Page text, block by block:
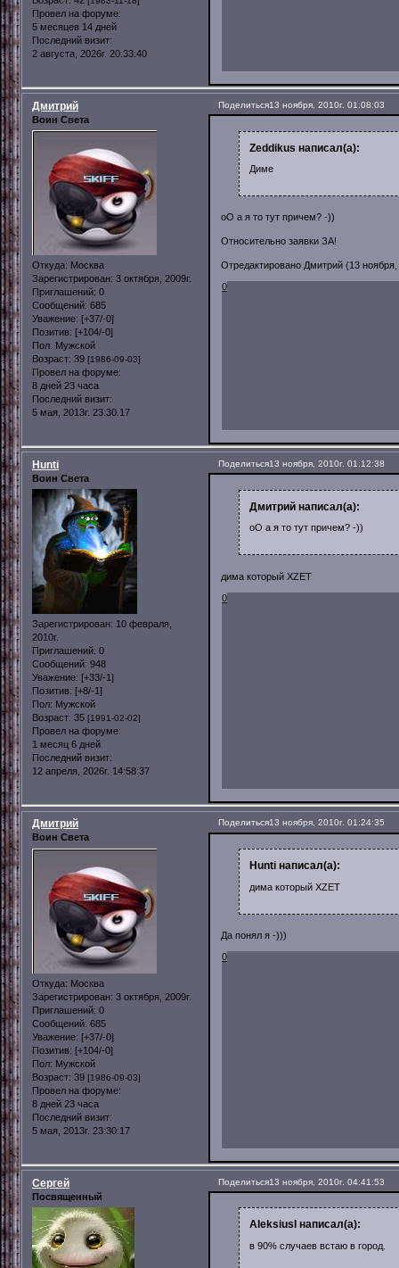
Провел на форуме:
5 месяцев 14 дней
Последний визит:
2 августа, 2026г. 20:33:40
Поделиться13 ноября, 2010г. 01:08:03
Дмитрий
Воин Света
Откуда: Москва
Зарегистрирован: 3 октября, 2009г.
Приглашений: 0
Сообщений: 685
Уважение: [+37/-0]
Позитив: [+104/-0]
Пол: Мужской
Возраст: 39 [1986-09-03]
Провел на форуме:
8 дней 23 часа
Последний визит:
5 мая, 2013г. 23:30:17
Zeddikus написал(а):
Диме
оО а я то тут причем? -))
Относительно заявки ЗА!
Отредактировано Дмитрий (13 ноября,
0
Поделиться13 ноября, 2010г. 01:12:38
Hunti
Воин Света
Зарегистрирован: 10 февраля,
2010г.
Приглашений: 0
Сообщений: 948
Уважение: [+33/-1]
Позитив: [+8/-1]
Пол: Мужской
Возраст: 35 [1991-02-02]
Провел на форуме:
1 месяц 6 дней
Последний визит:
12 апреля, 2026г. 14:58:37
Дмитрий написал(а):
оО а я то тут причем? -))
дима который XZET
0
Поделиться13 ноября, 2010г. 01:24:35
Дмитрий
Воин Света
Откуда: Москва
Зарегистрирован: 3 октября, 2009г.
Приглашений: 0
Сообщений: 685
Уважение: [+37/-0]
Позитив: [+104/-0]
Пол: Мужской
Возраст: 39 [1986-09-03]
Провел на форуме:
8 дней 23 часа
Последний визит:
5 мая, 2013г. 23:30:17
Hunti написал(а):
дима который XZET
Да понял я -)))
0
Поделиться13 ноября, 2010г. 04:41:53
Сергей
Посвященный
AleksiusI написал(а):
в 90% случаев встаю в город.